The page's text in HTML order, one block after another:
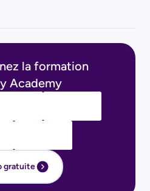
la formation
Academy
gratuite